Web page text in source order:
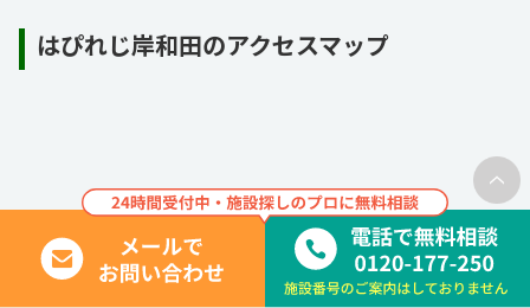
はぴれじ岸和田のアクセスマップ